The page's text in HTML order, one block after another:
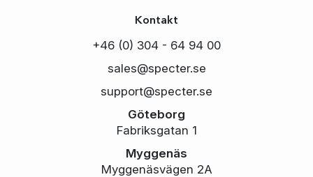
Kontakt
+46 (0) 304 - 64 94 00
sales@specter.se
support@specter.se
Göteborg
Fabriksgatan 1
Myggenäs
Myggenäsvägen 2A